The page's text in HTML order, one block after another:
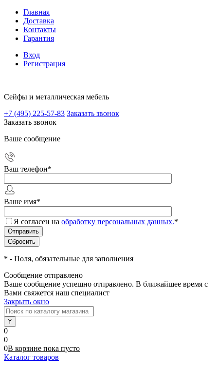
Главная
Доставка
Контакты
Гарантия
Вход
Регистрация
Сейфы и металлическая мебель
+7 (495) 225-57-83 Заказать звонок
Заказать звонок
Ваше сообщение
Ваш телефон*
Ваше имя*
Я согласен на обработку персональных данных.*
* - Поля, обязательные для заполнения
Сообщение отправлено
Ваше сообщение успешно отправлено. В ближайшее время с
Вами свяжется наш специалист
Закрыть окно
0
0
0В корзине пока пусто
Каталог товаров